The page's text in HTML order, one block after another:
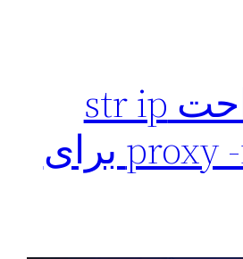
اتصال راحت str ip
proxy -fast vpn برای